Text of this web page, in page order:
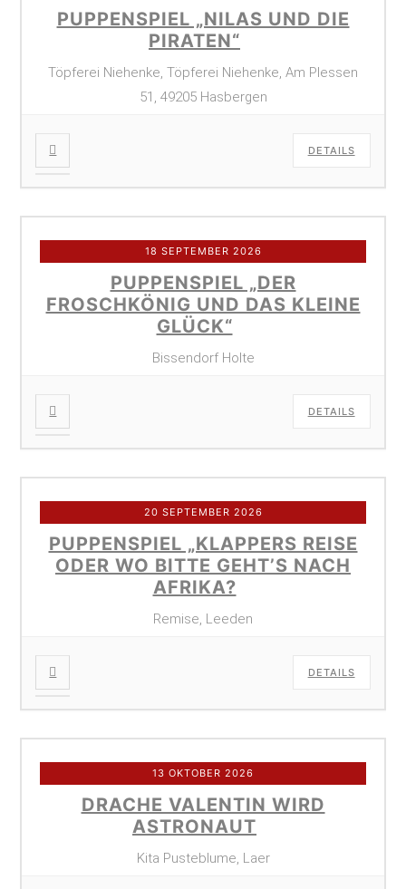
PUPPENSPIEL „NILAS UND DIE
PIRATEN“
Töpferei Niehenke, Töpferei Niehenke, Am Plessen
51, 49205 Hasbergen
DETAILS
18 SEPTEMBER 2026
PUPPENSPIEL „DER
FROSCHKÖNIG UND DAS KLEINE
GLÜCK“
Bissendorf Holte
DETAILS
20 SEPTEMBER 2026
PUPPENSPIEL „KLAPPERS REISE
ODER WO BITTE GEHT’S NACH
AFRIKA?
Remise, Leeden
DETAILS
13 OKTOBER 2026
DRACHE VALENTIN WIRD
ASTRONAUT
Kita Pusteblume, Laer